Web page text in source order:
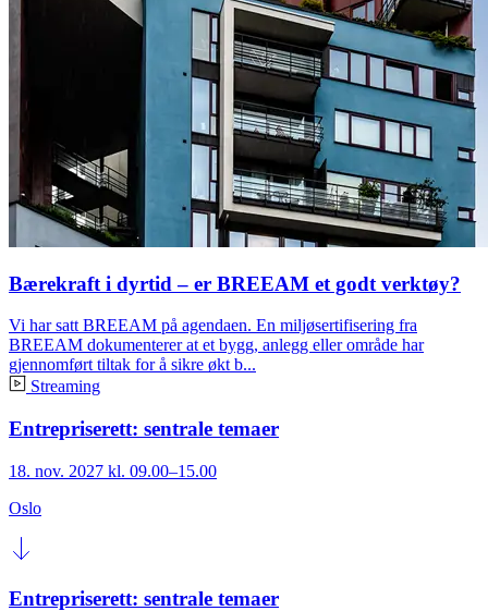
Bærekraft i dyrtid – er BREEAM et godt verktøy?
Vi har satt BREEAM på agendaen. En miljøsertifisering fra
BREEAM dokumenterer at et bygg, anlegg eller område har
gjennomført tiltak for å sikre økt b...
Streaming
Entrepriserett: sentrale temaer
18. nov. 2027 kl. 09.00–15.00
Oslo
Entrepriserett: sentrale temaer